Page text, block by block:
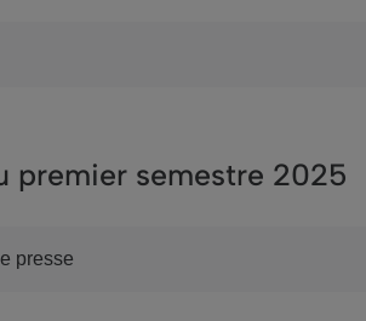
premier semestre 2025
presse